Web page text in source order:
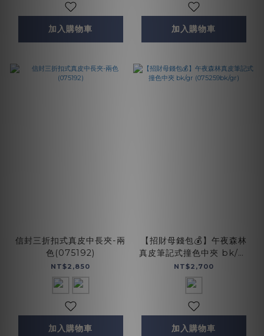
加入購物車 加入購物車
信封三折扣式真皮中長夾-兩
色(075192)
NT$2,850
加入購物車
【招財母錢包💰】午夜森林
真皮筆記式撞色中夾 bk/gr
(075259bk/gr)
NT$2,700
加入購物車